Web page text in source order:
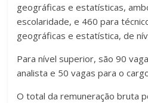
geográficas e estatísticas,
escolaridade, e 460 para
geográficas e estatística, de
Para nível superior, são 90
analista e 50 vagas para o
O total da remuneração bruta